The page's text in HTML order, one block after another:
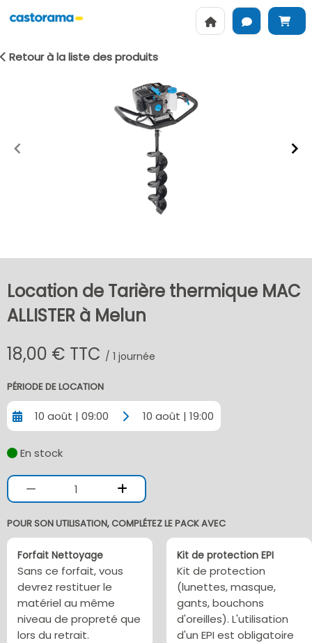
Retour à la liste des produits
Location de Tarière thermique MAC
ALLISTER à Melun
18,00 € TTC / 1 journée
PÉRIODE DE LOCATION
10 août | 09:00 10 août | 19:00
En stock
1
POUR SON UTILISATION, COMPLÉTEZ LE PACK AVEC
Forfait Nettoyage
Sans ce forfait, vous
devrez restituer le
matériel au même
niveau de propreté que
lors du retrait.
Kit de protection EPI
Kit de protection
(lunettes, masque,
gants, bouchons
d'oreilles). L'utilisation
d'un EPI est obligatoire